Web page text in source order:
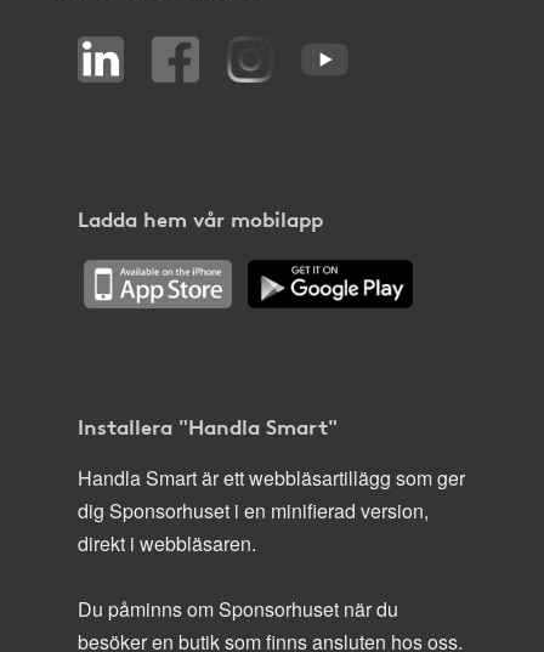
Ladda hem vår mobilapp
Installera "Handla Smart"
Handla Smart är ett webbläsartillägg som ger
dig Sponsorhuset i en minifierad version,
direkt i webbläsaren.
Du påminns om Sponsorhuset när du
besöker en butik som finns ansluten hos oss.